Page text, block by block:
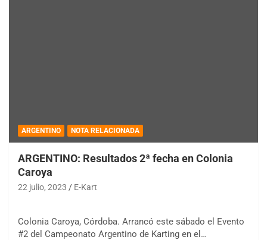
ARGENTINO NOTA RELACIONADA
ARGENTINO: Resultados 2ª fecha en Colonia
Caroya
22 julio, 2023 E-Kart
Colonia Caroya, Córdoba. Arrancó este sábado el Evento
#2 del Campeonato Argentino de Karting en el…